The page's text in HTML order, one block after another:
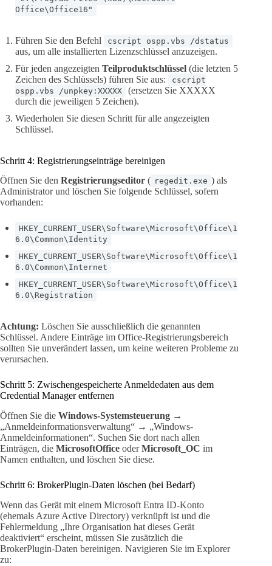
Office\Office16"
Führen Sie den Befehl cscript ospp.vbs /dstatus
aus, um alle installierten Lizenzschlüssel anzuzeigen.
Für jeden angezeigten Teilproduktschlüssel (die letzten 5
Zeichen des Schlüssels) führen Sie aus:
cscript
ospp.vbs /unpkey:XXXXX
(ersetzen Sie XXXXX
durch die jeweiligen 5 Zeichen).
Wiederholen Sie diesen Schritt für alle angezeigten
Schlüssel.
Schritt 4: Registrierungseinträge bereinigen
Öffnen Sie den Registrierungseditor ( regedit.exe ) als
Administrator und löschen Sie folgende Schlüssel, sofern
vorhanden:
HKEY_CURRENT_USER\Software\Microsoft\Office\1
6.0\Common\Identity
HKEY_CURRENT_USER\Software\Microsoft\Office\1
6.0\Common\Internet
HKEY_CURRENT_USER\Software\Microsoft\Office\1
6.0\Registration
Achtung: Löschen Sie ausschließlich die genannten
Schlüssel. Andere Einträge im Office-Registrierungsbereich
sollten Sie unverändert lassen, um keine weiteren Probleme zu
verursachen.
Schritt 5: Zwischengespeicherte Anmeldedaten aus dem
Credential Manager entfernen
Öffnen Sie die Windows-Systemsteuerung →
„Anmeldeinformationsverwaltung“ → „Windows-
Anmeldeinformationen“. Suchen Sie dort nach allen
Einträgen, die MicrosoftOffice oderMicrosoft_OC im
Namen enthalten, und löschen Sie diese.
Schritt 6: BrokerPlugin-Daten löschen (bei Bedarf)
Wenn das Gerät mit einem Microsoft Entra ID-Konto
(ehemals Azure Active Directory) verknüpft ist und die
Fehlermeldung „Ihre Organisation hat dieses Gerät
deaktiviert“ erscheint, müssen Sie zusätzlich die
BrokerPlugin-Daten bereinigen. Navigieren Sie im Explorer
zu: